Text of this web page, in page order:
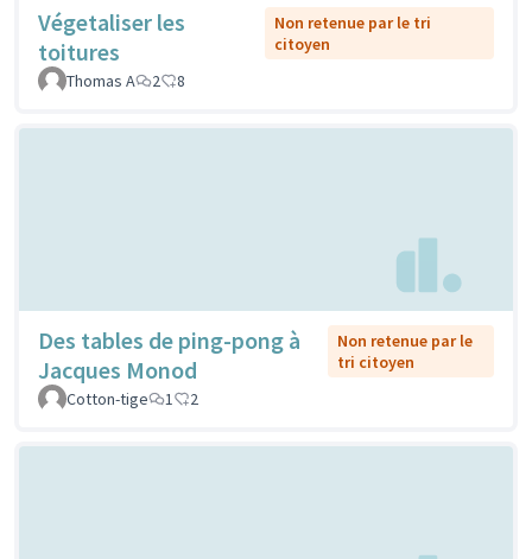
Végetaliser les
toitures
Non retenue par le tri
citoyen
Thomas A
2 8
Des tables de ping-pong à
Jacques Monod
Non retenue par le
tri citoyen
Cotton-tige
1 2